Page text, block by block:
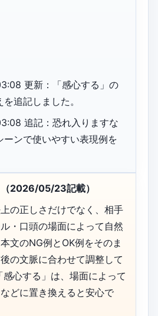
更新：「感心する」の
追記しました。
追記：恐れ入りますな
ーンで使いやすい表現例を
2026/05/23記載）
の正しさだけでなく、相手
・口頭の場面によって自然
文のNG例とOK例をそのま
の文脈に合わせて調整して
感心する」は、場面によって
などに置き換えると安心で